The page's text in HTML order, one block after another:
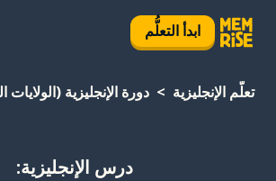
ابدأ التعلُّم
تعلَّم الإنجليزية دورة الإنجليزية (الولايات
درس الإنجليزية: